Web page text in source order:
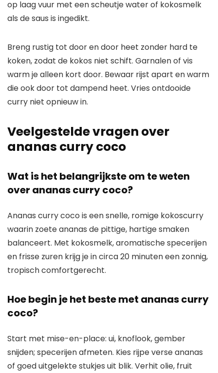
op laag vuur met een scheutje water of kokosmelk
als de saus is ingedikt.
Breng rustig tot door en door heet zonder hard te
koken, zodat de kokos niet schift. Garnalen of vis
warm je alleen kort door. Bewaar rijst apart en warm
die ook door tot dampend heet. Vries ontdooide
curry niet opnieuw in.
Veelgestelde vragen over
ananas curry coco
Wat is het belangrijkste om te weten
over ananas curry coco?
Ananas curry coco is een snelle, romige kokoscurry
waarin zoete ananas de pittige, hartige smaken
balanceert. Met kokosmelk, aromatische specerijen
en frisse zuren krijg je in circa 20 minuten een zonnig,
tropisch comfortgerecht.
Hoe begin je het beste met ananas curry
coco?
Start met mise-en-place: ui, knoflook, gember
snijden; specerijen afmeten. Kies rijpe verse ananas
of goed uitgelekte stukjes uit blik. Verhit olie, fruit